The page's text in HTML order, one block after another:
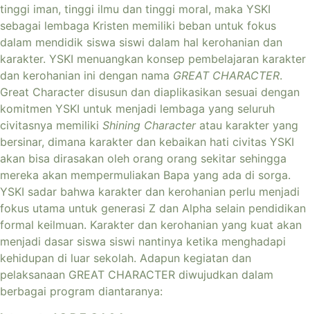
tinggi iman, tinggi ilmu dan tinggi moral, maka YSKI
sebagai lembaga Kristen memiliki beban untuk fokus
dalam mendidik siswa siswi dalam hal kerohanian dan
karakter. YSKI menuangkan konsep pembelajaran karakter
dan kerohanian ini dengan nama GREAT CHARACTER.
Great Character disusun dan diaplikasikan sesuai dengan
komitmen YSKI untuk menjadi lembaga yang seluruh
civitasnya memiliki Shining Characteratau karakter yang
bersinar, dimana karakter dan kebaikan hati civitas YSKI
akan bisa dirasakan oleh orang orang sekitar sehingga
mereka akan mempermuliakan Bapa yang ada di sorga.
YSKI sadar bahwa karakter dan kerohanian perlu menjadi
fokus utama untuk generasi Z dan Alpha selain pendidikan
formal keilmuan. Karakter dan kerohanian yang kuat akan
menjadi dasar siswa siswi nantinya ketika menghadapi
kehidupan di luar sekolah. Adapun kegiatan dan
pelaksanaan GREAT CHARACTER diwujudkan dalam
berbagai program diantaranya: